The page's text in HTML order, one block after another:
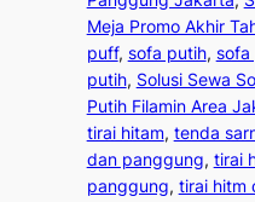
Meja Promo Akhir
puff, sofa putih, sofa
putih, Solusi Sewa
Putih Filamin Area
tirai hitam, tenda
dan panggung, tirai
panggung, tirai hitm